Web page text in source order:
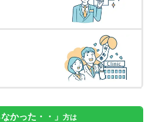
かった・・」 方は